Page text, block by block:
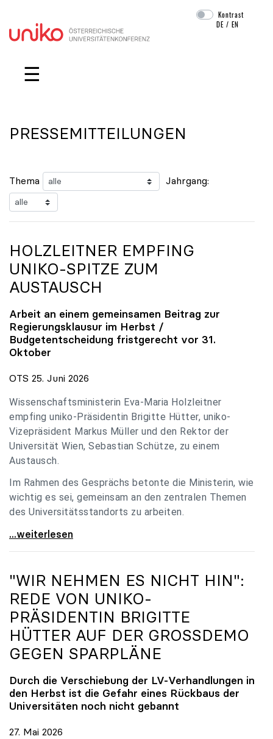
Navigation überspringen
Kontrast
DE /EN
☰
PRESSEMITTEILUNGEN
Thema Jahrgang:
HOLZLEITNER EMPFING
UNIKO-SPITZE ZUM
AUSTAUSCH
Arbeit an einem gemeinsamen Beitrag zur
Regierungsklausur im Herbst /
Budgetentscheidung fristgerecht vor 31.
Oktober
OTS 25. Juni 2026
Wissenschaftsministerin Eva-Maria Holzleitner
empfing uniko-Präsidentin Brigitte Hütter, uniko-
Vizepräsident Markus Müller und den Rektor der
Universität Wien, Sebastian Schütze, zu einem
Austausch.
Im Rahmen des Gesprächs betonte die Ministerin, wie
wichtig es sei, gemeinsam an den zentralen Themen
des Universitätsstandorts zu arbeiten.
Holzleitner empfing uniko-Spitze zum Austausch
...weiterlesen
"WIR NEHMEN ES NICHT HIN":
REDE VON UNIKO-
PRÄSIDENTIN BRIGITTE
HÜTTER AUF DER GROSSDEMO G
EGEN SPARPLÄNE
Durch die Verschiebung der LV-Verhandlungen in
den Herbst ist die Gefahr eines Rückbaus der
Universitäten noch nicht gebannt
27. Mai 2026